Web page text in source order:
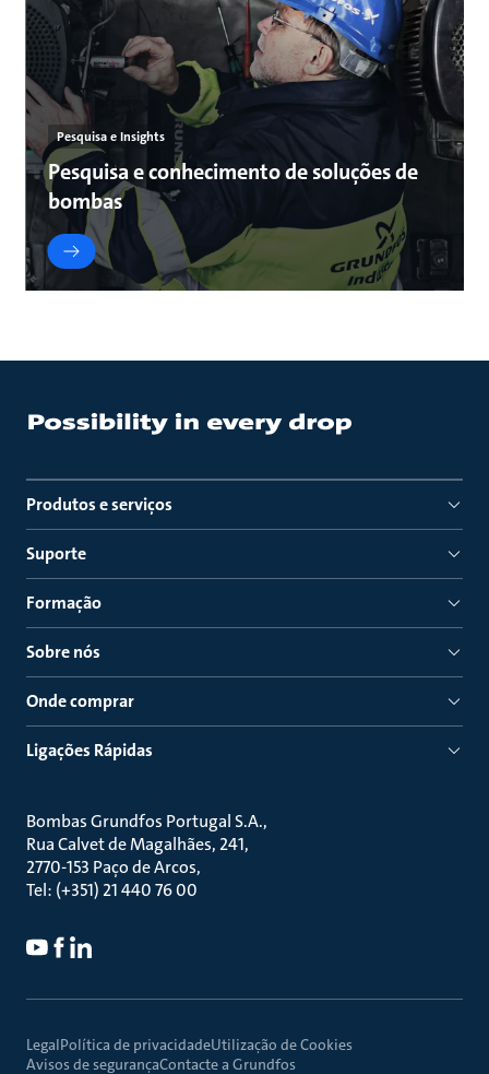
Pesquisa e Insights
Pesquisa e conhecimento de soluções de
bombas
Produtos e serviços
Suporte
Formação
Sobre nós
Onde comprar
Ligações Rápidas
Bombas Grundfos Portugal S.A.
Rua Calvet de Magalhães, 241
2770-153 Paço de Arcos
Tel: (+351) 21 440 76 00
LegalPolítica de privacidadeUtilização de Cookies
Avisos de segurançaContacte a Grundfos